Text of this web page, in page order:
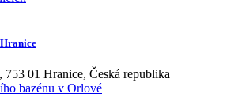
753 01 Hranice, Česká republika